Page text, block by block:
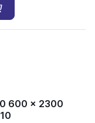
600 x 2300